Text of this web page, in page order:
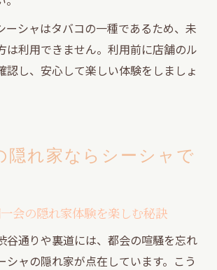
ーシャはタバコの一種であるため、未
は利用できません。利用前に店舗のル
認し、安心して楽しい体験をしましょ
隠れ家ならシーシャで
会の隠れ家体験を楽しむ秘訣
谷通りや裏道には、都会の喧騒を忘れ
シャの隠れ家が点在しています。こう